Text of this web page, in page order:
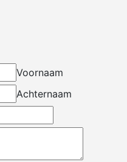
Voornaam
Achternaam